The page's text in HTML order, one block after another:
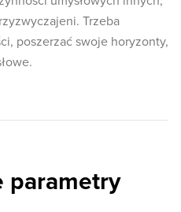
Trzeba
poszerzać swoje horyzonty,
parametry